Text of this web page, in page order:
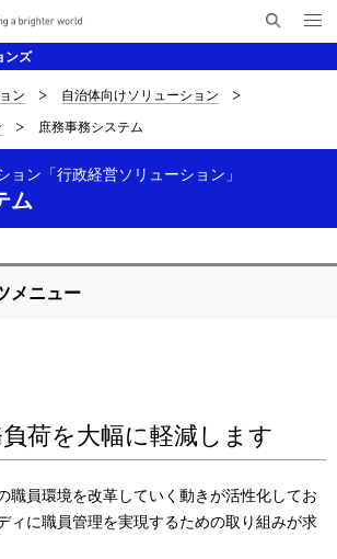
ンズ
メ
ニ
ン
自治体向けソリューション
庶務事務システム
ム
ョン「行政経営ソリューション」
メニュー
荷を大幅に軽減します
職員環境を改革していく動きが活性化してお
ィに職員管理を実現するための取り組みが求